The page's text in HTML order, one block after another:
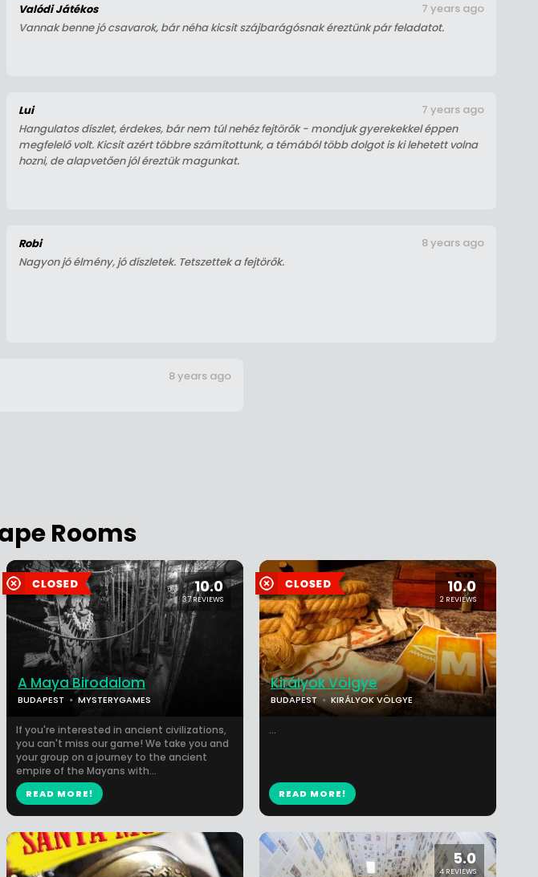
Valódi Játékos
Vannak benne jó csavarok, bár néha kicsit szájbarágósnak éreztünk pár feladatot.
7 years ago
Lui
Hangulatos díszlet, érdekes, bár nem túl nehéz fejtörők - mondjuk gyerekekkel éppen
megfelelő volt. Kicsit azért többre számítottunk, a témából több dolgot is ki lehetett volna
hozni, de alapvetően jól éreztük magunkat.
7 years ago
Robi
Nagyon jó élmény, jó díszletek. Tetszettek a fejtörők.
8 years ago
8 years ago
Rooms
10.0
37 REVIEWS
A Maya Birodalom
BUDAPEST MYSTERYGAMES
If you're interested in ancient civilizations,
you can't miss our game! We take you and
your group on a journey to the ancient
empire of the Mayans with...
READ MORE!
10.0
2 REVIEWS
Királyok Völgye
BUDAPEST KIRÁLYOK VÖLGYE
...
READ MORE!
5.0
4 REVIEWS